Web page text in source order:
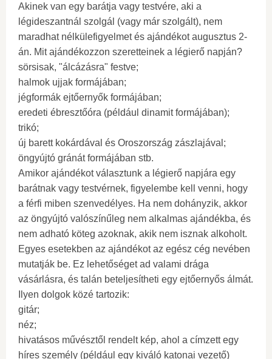
Akinek van egy barátja vagy testvére, aki a
légideszantnál szolgál (vagy már szolgált), nem
maradhat nélkülefigyelmet és ajándékot augusztus 2-
án. Mit ajándékozzon szeretteinek a légierő napján?
sörsisak, "álcázásra" festve;
halmok ujjak formájában;
jégformák ejtőernyők formájában;
eredeti ébresztőóra (például dinamit formájában);
trikó;
új barett kokárdával és Oroszország zászlajával;
öngyújtó gránát formájában stb.
Amikor ajándékot választunk a légierő napjára egy
barátnak vagy testvérnek, figyelembe kell venni, hogy
a férfi miben szenvedélyes. Ha nem dohányzik, akkor
az öngyújtó valószínűleg nem alkalmas ajándékba, és
nem adható köteg azoknak, akik nem isznak alkoholt.
Egyes esetekben az ajándékot az egész cég nevében
mutatják be. Ez lehetőséget ad valami drága
vásárlásra, és talán beteljesítheti egy ejtőernyős álmát.
Ilyen dolgok közé tartozik:
gitár;
néz;
hivatásos művésztől rendelt kép, ahol a címzett egy
híres személy (például egy kiváló katonai vezető)